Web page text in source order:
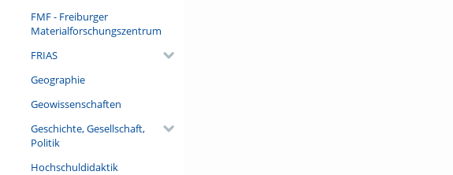
FMF - Freiburger
Materialforschungszentrum
FRIAS
Geographie
Geowissenschaften
Geschichte, Gesellschaft,
Politik
Hochschuldidaktik